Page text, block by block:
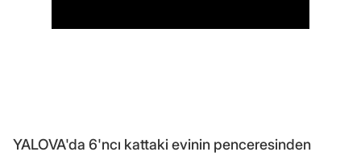
YALOVA'da 6'ncı kattaki evinin penceresinden